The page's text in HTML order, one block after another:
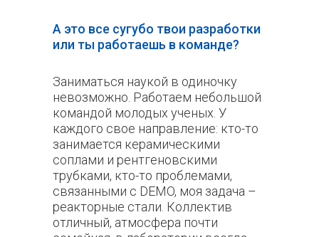
А это все сугубо твои разработки
или ты работаешь в команде?
Заниматься наукой в одиночку
невозможно. Работаем небольшой
командой молодых ученых. У
каждого свое направление: кто-то
занимается керамическими
соплами и рентгеновскими
трубками, кто-то проблемами,
связанными с DEMO, моя задача –
реакторные стали. Коллектив
отличный, атмосфера почти